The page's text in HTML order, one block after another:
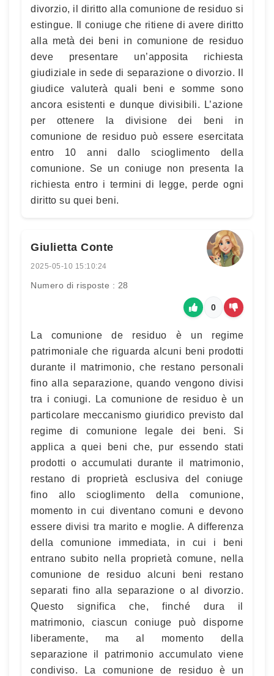
divorzio, il diritto alla comunione de residuo si
estingue. Il coniuge che ritiene di avere diritto
alla metà dei beni in comunione de residuo
deve presentare un’apposita richiesta
giudiziale in sede di separazione o divorzio. Il
giudice valuterà quali beni e somme sono
ancora esistenti e dunque divisibili. L’azione
per ottenere la divisione dei beni in
comunione de residuo può essere esercitata
entro 10 anni dallo scioglimento della
comunione. Se un coniuge non presenta la
richiesta entro i termini di legge, perde ogni
diritto su quei beni.
Giulietta Conte
2025-05-10 15:10:24
Numero di risposte : 28
0
La comunione de residuo è un regime
patrimoniale che riguarda alcuni beni prodotti
durante il matrimonio, che restano personali
fino alla separazione, quando vengono divisi
tra i coniugi. La comunione de residuo è un
particolare meccanismo giuridico previsto dal
regime di comunione legale dei beni. Si
applica a quei beni che, pur essendo stati
prodotti o accumulati durante il matrimonio,
restano di proprietà esclusiva del coniuge
fino allo scioglimento della comunione,
momento in cui diventano comuni e devono
essere divisi tra marito e moglie. A differenza
della comunione immediata, in cui i beni
entrano subito nella proprietà comune, nella
comunione de residuo alcuni beni restano
separati fino alla separazione o al divorzio.
Questo significa che, finché dura il
matrimonio, ciascun coniuge può disporne
liberamente, ma al momento della
separazione il patrimonio accumulato viene
condiviso. La comunione de residuo è un